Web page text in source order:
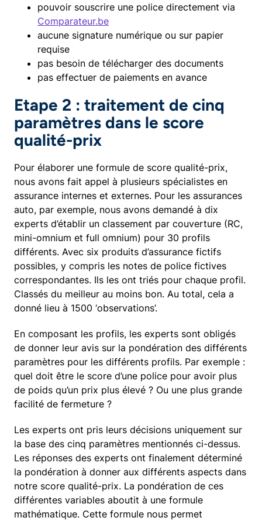
pouvoir souscrire une police directement via
Comparateur.be
aucune signature numérique ou sur papier
requise
pas besoin de télécharger des documents
pas effectuer de paiements en avance​
Etape 2 : traitement de cinq
paramètres dans le score
qualité-prix
Pour élaborer une formule de score qualité-prix,
nous avons fait appel à plusieurs spécialistes en
assurance internes et externes. Pour les assurances
auto, par exemple, nous avons demandé à dix
experts d’établir un classement par couverture (RC,
mini-omnium et full omnium) pour 30 profils
différents. Avec six produits d’assurance fictifs
possibles, y compris les notes de police fictives
correspondantes. Ils les ont triés pour chaque profil.
Classés du meilleur au moins bon. Au total, cela a
donné lieu à 1500 ‘observations’.
En composant les profils, les experts sont obligés
de donner leur avis sur la pondération des différents
paramètres pour les différents profils. Par exemple :
quel doit être le score d’une police pour avoir plus
de poids qu’un prix plus élevé ? Ou une plus grande
facilité de fermeture ?
Les experts ont pris leurs décisions uniquement sur
la base des cinq paramètres mentionnés ci-dessus.
Les réponses des experts ont finalement déterminé
la pondération à donner aux différents aspects dans
notre score qualité-prix. La pondération de ces
différentes variables aboutit à une formule
mathématique. Cette formule nous permet